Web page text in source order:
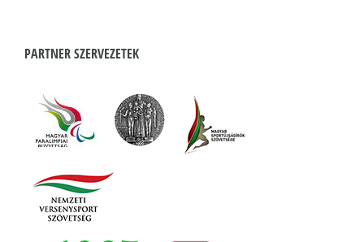
PARTNER SZERVEZETEK